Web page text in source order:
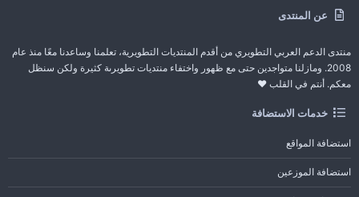
عن المنتدى
منتدى الدعم العربي التطويري من أقدم المنتديات التطويرية، تعلمنا وساعدنا معًا منذ عام
2008. ومازلنا متواجدين حتى مع ظهور واختفاء منتديات تطويرىة كثيرة ولكن سنظل
معكم. أنتم في القلب ❤️
خدمات الاستضافة
استضافة المواقع
استضافة الموزعين